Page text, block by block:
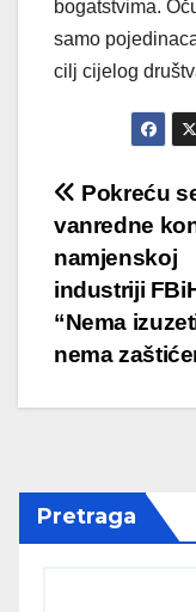
bogatstvima.
samo
cilj cijelog
Post
Pokreću
vanredne
namjenskoj
industriji
“Nema
nema
Pretraga